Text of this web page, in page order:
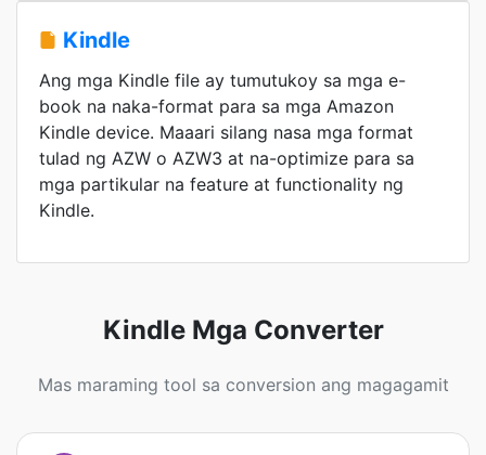
Kindle
Ang mga Kindle file ay tumutukoy sa mga e-
book na naka-format para sa mga Amazon
Kindle device. Maaari silang nasa mga format
tulad ng AZW o AZW3 at na-optimize para sa
mga partikular na feature at functionality ng
Kindle.
Kindle Mga Converter
Mas maraming tool sa conversion ang magagamit